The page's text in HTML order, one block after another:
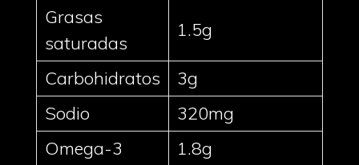
Grasas
saturadas
1.5g
Carbohidratos
3g
Sodio
320mg
Omega-3
1.8g